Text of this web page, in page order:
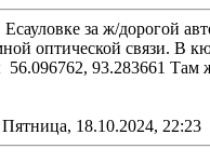
за ж/дорогой
оптической связи.
93.283661 Там
Пятница, 18.10.2024, 22:23